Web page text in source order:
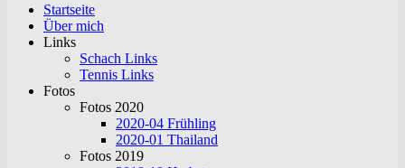
Startseite
Über mich
Links
Schach Links
Tennis Links
Fotos
Fotos 2020
2020-04 Frühling
2020-01 Thailand
Fotos 2019